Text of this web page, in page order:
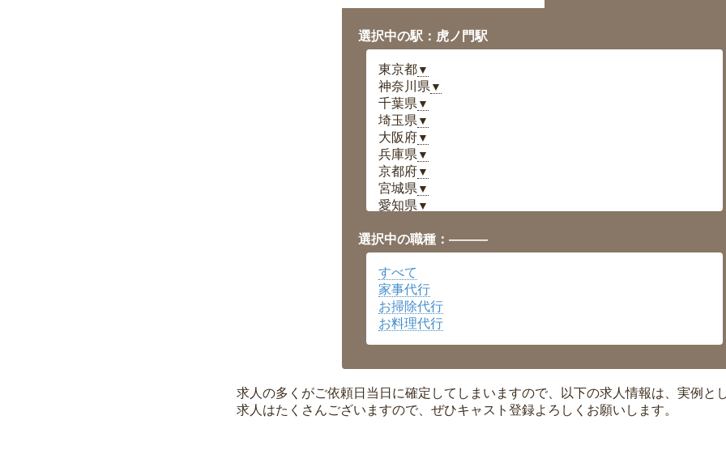
選択中の駅：虎ノ門駅
東京都▼
神奈川県 ▼
千葉県 ▼
埼玉県 ▼
大阪府▼
兵庫県 ▼
京都府▼
宮城県 ▼
愛知県 ▼
岡山県▼
広島県▼
沖縄県
選択中の職種：———
すべて
家事代行
お掃除代行
お料理代行
求人の多くがご依頼日当日に確定してしまいますので、以下の求人情報は、実例と
求人はたくさんございますので、ぜひキャスト登録よろしくお願いします。